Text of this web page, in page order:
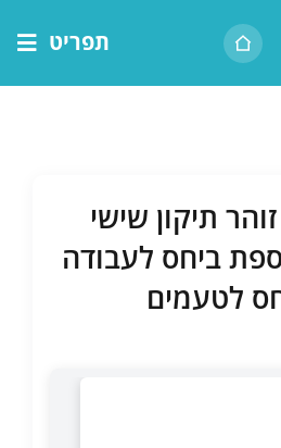
תפריט
שיעור יומי
מאמרים
תיקון שישי
ביחס לעבודה
לטעמים